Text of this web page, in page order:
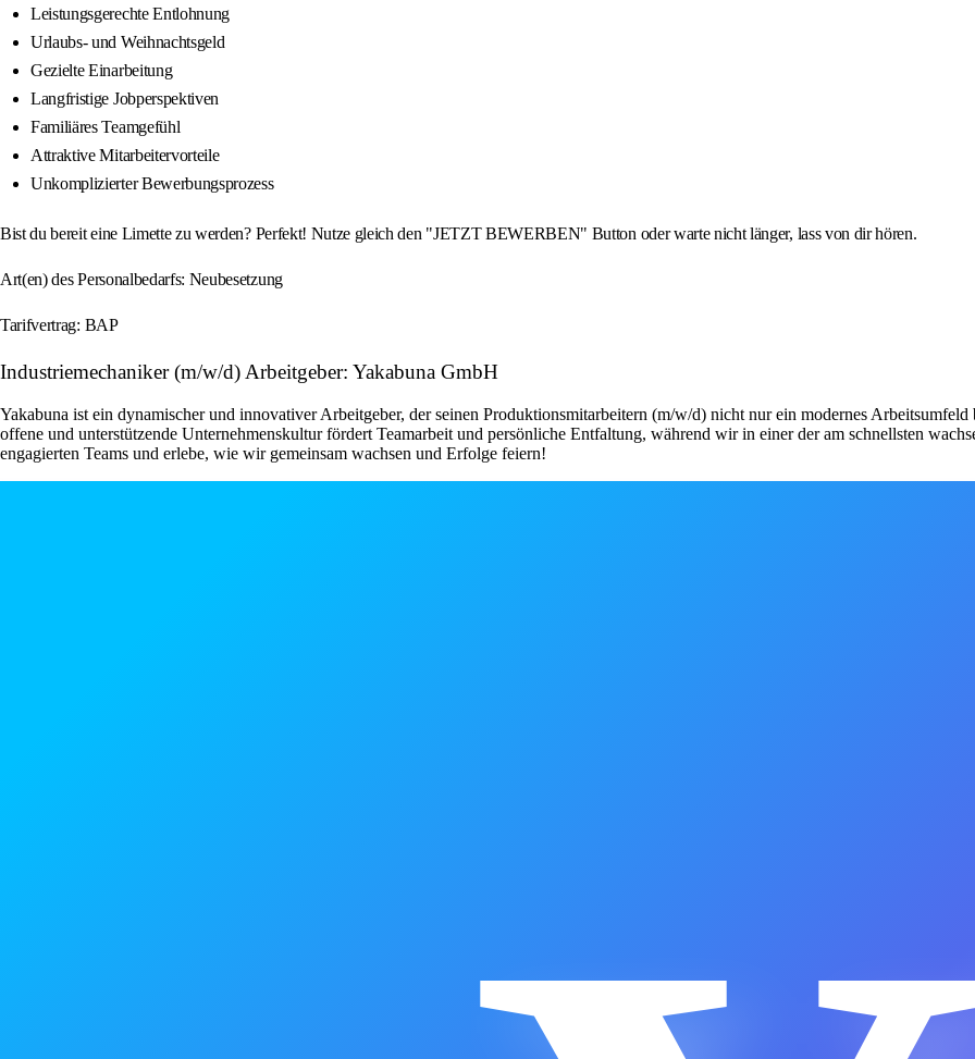
Leistungsgerechte Entlohnung
Urlaubs- und Weihnachtsgeld
Gezielte Einarbeitung
Langfristige Jobperspektiven
Familiäres Teamgefühl
Attraktive Mitarbeitervorteile
Unkomplizierter Bewerbungsprozess
Bist du bereit eine Limette zu werden? Perfekt! Nutze gleich den "JETZT BEWERBEN" Button oder warte nicht länger, lass von dir hören.
Art(en) des Personalbedarfs: Neubesetzung
Tarifvertrag: BAP
Industriemechaniker (m/w/d) Arbeitgeber: Yakabuna GmbH
Yakabuna ist ein dynamischer und innovativer Arbeitgeber, der seinen Produktionsmitarbeitern (m/w/d) nicht nur ein modernes
offene und unterstützende Unternehmenskultur fördert Teamarbeit und persönliche Entfaltung, während wir in einer der am schnellsten
engagierten Teams und erlebe, wie wir gemeinsam wachsen und Erfolge feiern!